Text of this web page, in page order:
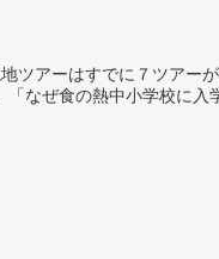
アーはすでに７ツアー
なぜ食の熱中小学校に